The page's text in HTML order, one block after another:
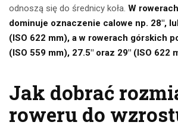
odnoszą się do średnicy koła. W
dominuje oznaczenie calowe np. 28″,
(ISO 622 mm), a w rowerach górskich
(ISO 559 mm), 27.5″ oraz 29″ (ISO 622
Jak dobrać
roweru do